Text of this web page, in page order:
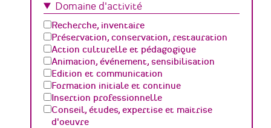
Domaine d'activité
Recherche, inventaire
Préservation, conservation, restauration
Action culturelle et pédagogique
Animation, événement, sensibilisation
Edition et communication
Formation initiale et continue
Insertion professionnelle
Conseil, études, expertise et maitrise
d'oeuvre